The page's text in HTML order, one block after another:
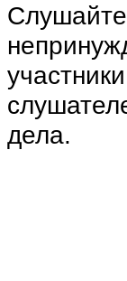
дела.